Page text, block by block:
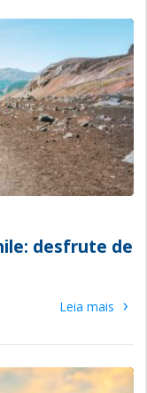
desfrute de
Leia mais ›